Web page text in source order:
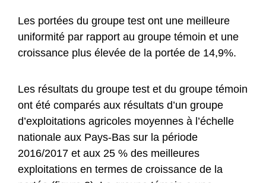
Les portées du groupe test ont une meilleure
uniformité par rapport au groupe témoin et une
croissance plus élevée de la portée de 14,9%.
Les résultats du groupe test et du groupe témoin
ont été comparés aux résultats d’un groupe
d’exploitations agricoles moyennes à l’échelle
nationale aux Pays-Bas sur la période
2016/2017 et aux 25 % des meilleures
exploitations en termes de croissance de la